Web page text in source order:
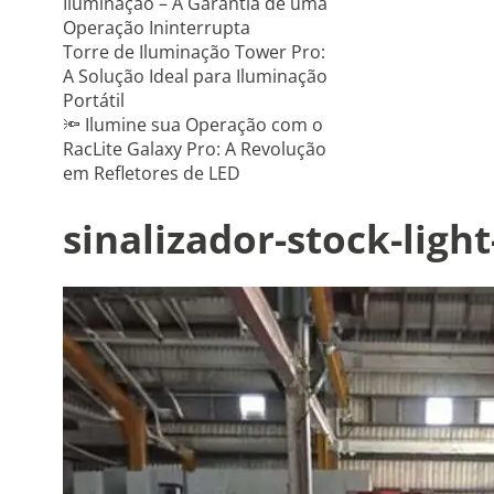
Operação Ininterrupta
Torre de Iluminação Tower Pro:
A Solução Ideal para Iluminação
Portátil
🔦 Ilumine sua Operação com o
RacLite Galaxy Pro: A Revolução
em Refletores de LED
sinalizador-stock-